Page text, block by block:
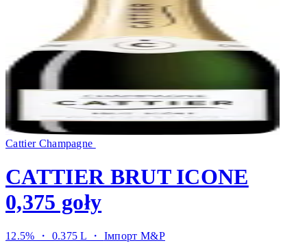
Cattier Champagne
CATTIER BRUT ICONE
0,375 goły
12.5% ・ 0.375 L ・ Імпорт M&P